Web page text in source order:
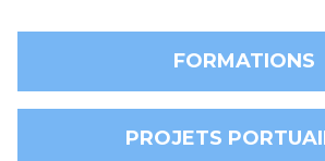
FORMATIONS
PROJETS